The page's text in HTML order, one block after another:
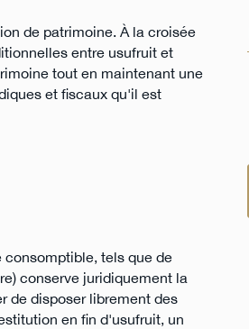
de patrimoine. À la croisée
entre usufruit et
tout en maintenant une
et fiscaux qu'il est
tels que de
conserve juridiquement la
de disposer librement des
en fin d'usufruit, un